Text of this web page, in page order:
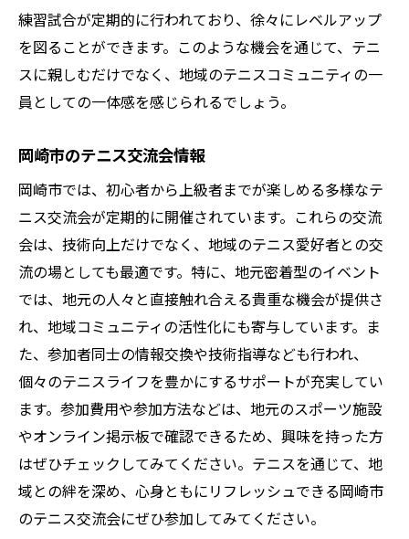
練習試合が定期的に行われており、徐々にレベルアップ
を図ることができます。このような機会を通じて、テニ
スに親しむだけでなく、地域のテニスコミュニティの一
員としての一体感を感じられるでしょう。
岡崎市のテニス交流会情報
岡崎市では、初心者から上級者までが楽しめる多様なテ
ニス交流会が定期的に開催されています。これらの交流
会は、技術向上だけでなく、地域のテニス愛好者との交
流の場としても最適です。特に、地元密着型のイベント
では、地元の人々と直接触れ合える貴重な機会が提供さ
れ、地域コミュニティの活性化にも寄与しています。ま
た、参加者同士の情報交換や技術指導なども行われ、
個々のテニスライフを豊かにするサポートが充実してい
ます。参加費用や参加方法などは、地元のスポーツ施設
やオンライン掲示板で確認できるため、興味を持った方
はぜひチェックしてみてください。テニスを通じて、地
域との絆を深め、心身ともにリフレッシュできる岡崎市
のテニス交流会にぜひ参加してみてください。